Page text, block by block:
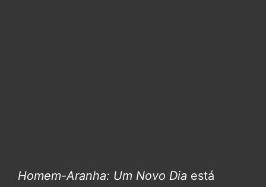
Homem-Aranha: Um Novo Dia está